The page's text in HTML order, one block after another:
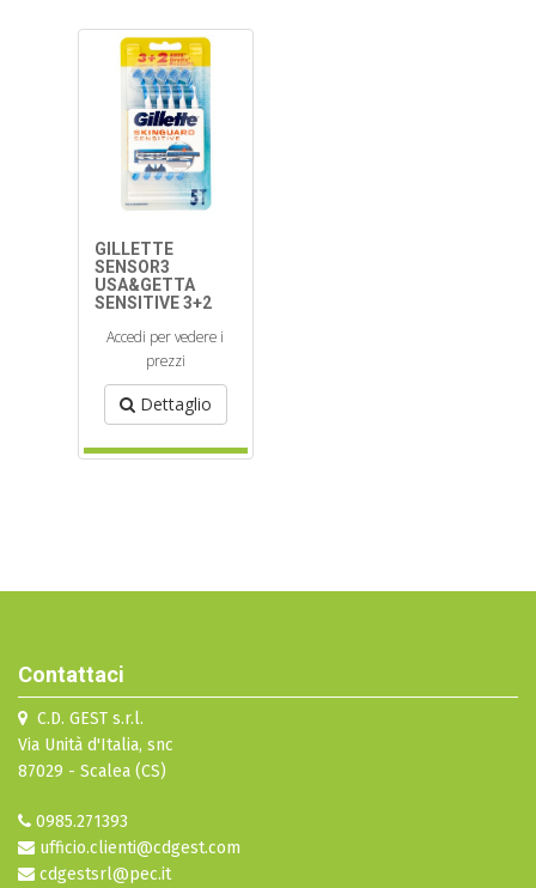
GILLETTE
SENSOR3
USA&GETTA
SENSITIVE 3+2
Accedi per vedere i
prezzi
Dettaglio
Contattaci
C.D. GEST s.r.l.
Via Unità d'Italia, snc
87029 - Scalea (CS)
0985.271393
ufficio.clienti@cdgest.com
cdgestsrl@pec.it